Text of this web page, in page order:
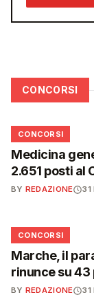
CONCORSI
📋
CONCORSI
Medicina
2.651 posti al
BY REDAZIONE 31
📋
CONCORSI
Marche, il
rinunce su 43
BY REDAZIONE 31